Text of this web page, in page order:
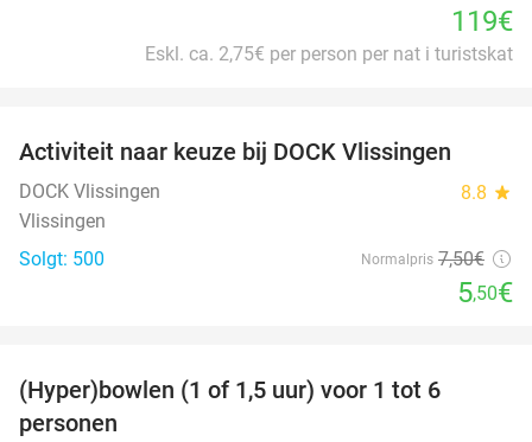
119€
Eskl. ca. 2,75€ per person per nat i turistskat
Activiteit naar keuze bij DOCK Vlissingen
DOCK Vlissingen 8.8 star
Vlissingen
Solgt: 500
Normalpris 7,50€
5,50€
(Hyper)bowlen (1 of 1,5 uur) voor 1 tot 6
personen